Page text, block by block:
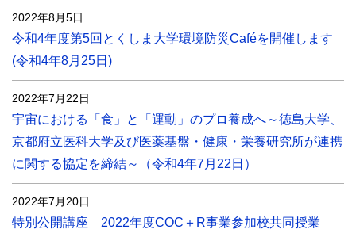
2022年8月5日
令和4年度第5回とくしま大学環境防災Caféを開催します
(令和4年8月25日)
2022年7月22日
宇宙における「食」と「運動」のプロ養成へ～徳島大学、
京都府立医科大学及び医薬基盤・健康・栄養研究所が連携
に関する協定を締結～（令和4年7月22日）
2022年7月20日
特別公開講座 2022年度COC＋R事業参加校共同授業